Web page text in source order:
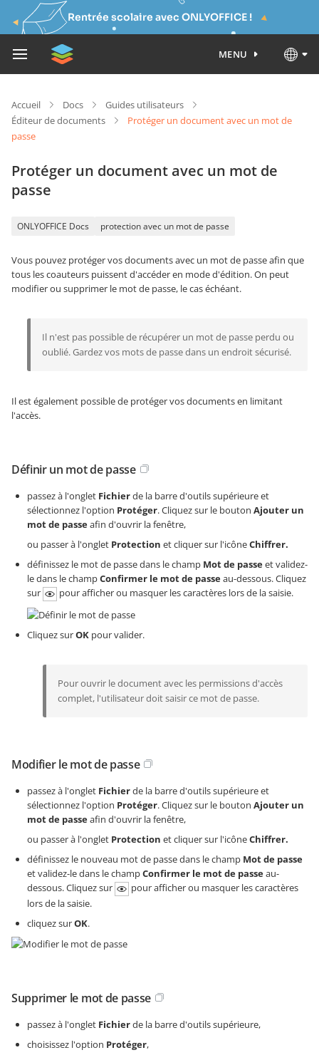
Rentrée scolaire avec ONLYOFFICE !
MENU
Accueil Docs
Guides utilisateurs
Éditeur de documents
Protéger un document avec un mot de
passe
Protéger un document avec un mot de
passe
ONLYOFFICE Docs protection avec un mot de passe
Vous pouvez protéger vos documents avec un mot de passe afin que
tous les coauteurs puissent d'accéder en mode d'édition. On peut
modifier ou supprimer le mot de passe, le cas échéant.
Il n'est pas possible de récupérer un mot de passe perdu ou
oublié. Gardez vos mots de passe dans un endroit sécurisé.
Il est également possible de protéger vos documents en limitant
l'accès.
Définir un mot de passe
passez à l'onglet Fichierde la barre d'outils supérieure et
sélectionnez l'option Protéger. Cliquez sur le bouton Ajouter un
mot de passeafin d'ouvrir la fenêtre,
ou passer à l'onglet Protection et cliquer sur l'icôneChiffrer.
définissez le mot de passe dans le champ Mot de passeet validez-
le dans le champConfirmer le mot de passeau-dessous. Cliquez
sur
pour afficher ou masquer les caractères lors de la saisie.
Cliquez surOK pour valider.
Pour ouvrir le document avec les permissions d'accès
complet, l'utilisateur doit saisir ce mot de passe.
Modifier le mot de passe
passez à l'onglet Fichierde la barre d'outils supérieure et
sélectionnez l'option Protéger. Cliquez sur le bouton Ajouter un
mot de passeafin d'ouvrir la fenêtre,
ou passer à l'onglet Protection et cliquer sur l'icôneChiffrer.
définissez le nouveau mot de passe dans le champ Mot de passe
et validez-le dans le champConfirmer le mot de passeau-
dessous. Cliquez sur
pour afficher ou masquer les caractères
lors de la saisie.
cliquez surOK.
Supprimer le mot de passe
passez à l'onglet Fichierde la barre d'outils supérieure,
choisissez l'option Protéger,